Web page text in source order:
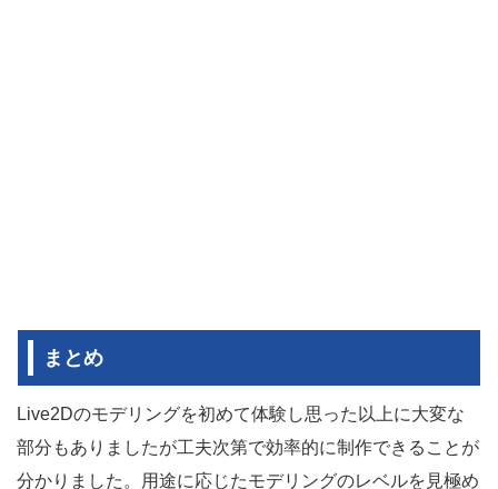
まとめ
Live2Dのモデリングを初めて体験し思った以上に大変な
部分もありましたが工夫次第で効率的に制作できることが
分かりました。用途に応じたモデリングのレベルを見極め